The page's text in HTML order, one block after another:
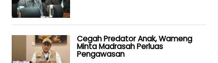
Cegah Predator Anak, Wameng
Minta Madrasah Perluas
Pengawasan